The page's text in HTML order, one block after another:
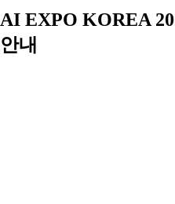
AI EXPO KOREA
안내